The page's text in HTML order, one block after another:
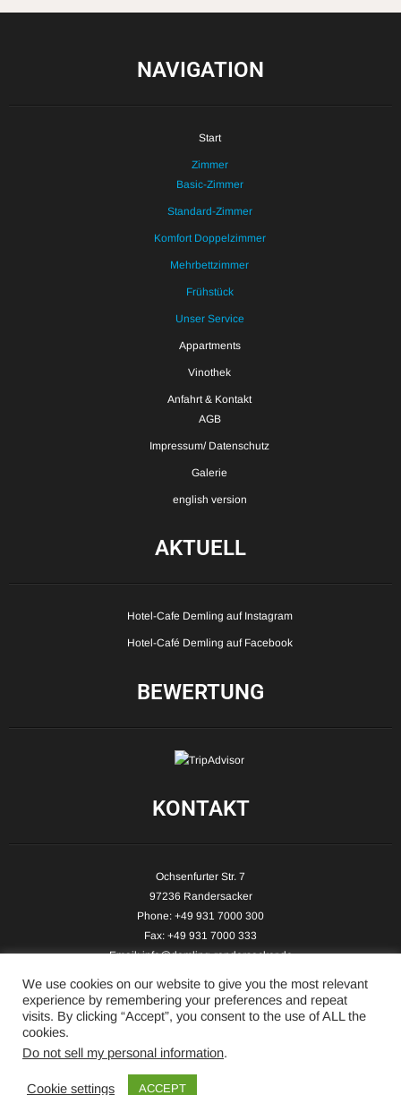
NAVIGATION
Start
Zimmer
Basic-Zimmer
Standard-Zimmer
Komfort Doppelzimmer
Mehrbettzimmer
Frühstück
Unser Service
Appartments
Vinothek
Anfahrt & Kontakt
AGB
Impressum/ Datenschutz
Galerie
english version
AKTUELL
Hotel-Cafe Demling auf Instagram
Hotel-Café Demling auf Facebook
BEWERTUNG
KONTAKT
Ochsenfurter Str. 7
97236 Randersacker
Phone: +49 931 7000 300
Fax: +49 931 7000 333
Email:info@demling-randersacker.de
Copyright © 2026 Hotel-Café Demling - All Rights Reserved.
We use cookies on our website to give you the most relevant
experience by remembering your preferences and repeat
visits. By clicking “Accept”, you consent to the use of ALL the
cookies.
Do not sell my personal information.
Cookie settings ACCEPT